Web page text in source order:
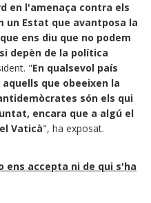
en l'amenaça contra els
un Estat que avantposa la
ens diu que no podem
depèn de la política
"En qualsevol país
que obeeixen la
són els qui
encara que a algú el
Vaticà", ha exposat.
ens accepta ni de qui s'ha